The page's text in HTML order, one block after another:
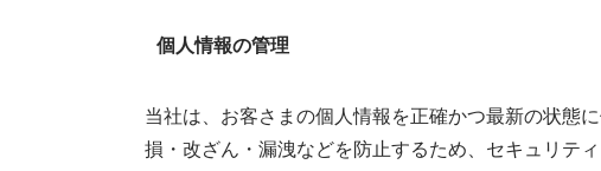
個人情報の管理
当社は、お客さまの個人情報を正確かつ最新の状態
損・改ざん・漏洩などを防止するため、セキュリテ